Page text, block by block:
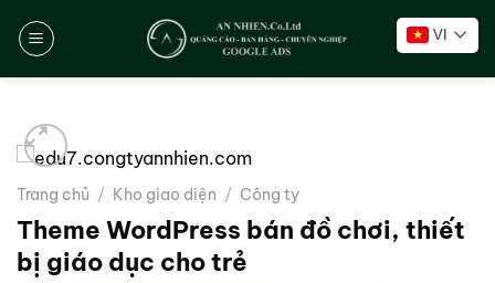
đến
VI
Trang chủ / Kho giao diện / Công ty
Theme WordPress bán đồ chơi, thiết
bị giáo dục cho trẻ